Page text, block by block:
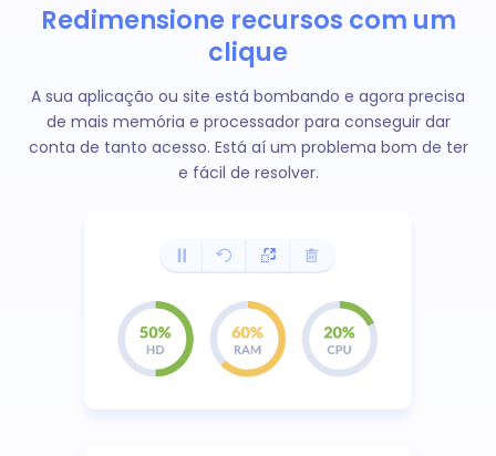
Redimensione recursos com um
clique
A sua aplicação ou site está bombando e agora precisa
de mais memória e processador para conseguir dar
conta de tanto acesso. Está aí um problema bom de ter
e fácil de resolver.